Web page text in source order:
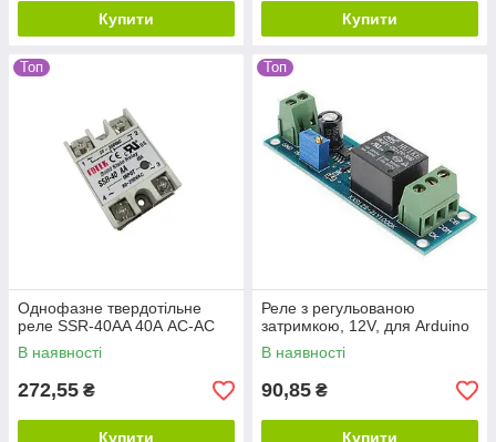
Купити Купити
Топ
Однофазне твердотільне
реле SSR-40AA 40А AC-AC
В наявності
272,55 ₴
Купити
Топ
Реле з регульованою
затримкою, 12V, для Arduino
В наявності
90,85 ₴
Купити